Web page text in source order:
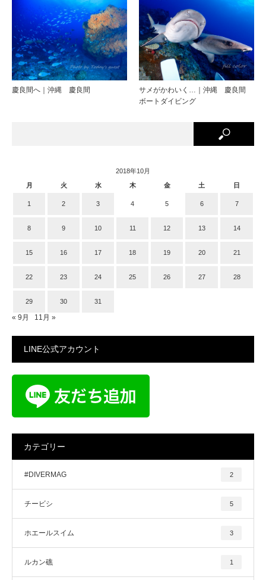
慶良間へ｜沖縄 慶良間
サメがかわいく…｜沖縄 慶良間
ボートダイビング
2018年10月
月
火 水 木 金 土 日
1 2 3 4 5 6 7
8 9 10 11 12 13 14
15 16 17 18 19 20 21
22 23 24 25 26 27 28
29 30 31
« 9月 11月 »
LINE公式アカウント
カテゴリー
#DIVERMAG 2
チービシ 5
ホエールスイム 3
ルカン礁 1